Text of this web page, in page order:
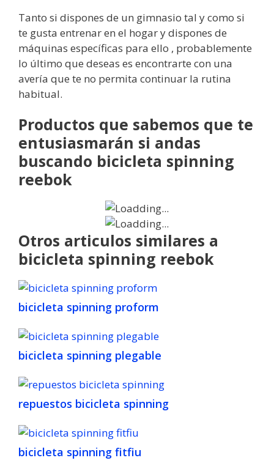
Tanto si dispones de un gimnasio tal y como si
te gusta entrenar en el hogar y dispones de
máquinas específicas para ello , probablemente
lo último que deseas es encontrarte con una
avería que te no permita continuar la rutina
habitual.
Productos que sabemos que te
entusiasmarán si andas
buscando bicicleta spinning
reebok
Otros articulos similares a
bicicleta spinning reebok
bicicleta spinning proform
bicicleta spinning plegable
repuestos bicicleta spinning
bicicleta spinning fitfiu